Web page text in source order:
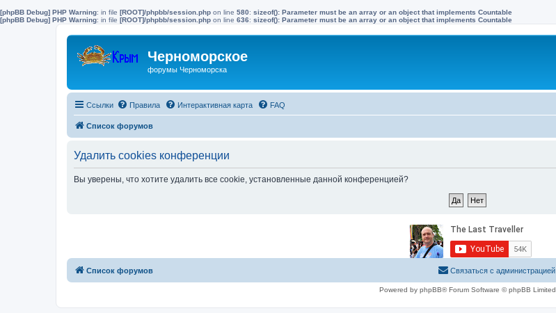
[phpBB Debug] PHP Warning: in file [ROOT]/phpbb/session.php on line 580: sizeof(): Parameter must be an array or an object that implements Countable
[phpBB Debug] PHP Warning: in file [ROOT]/phpbb/session.php on line 636: sizeof(): Parameter must be an array or an object that implements Countable
Черноморское
форумы Черноморска
Ссылки Правила Интерактивная карта FAQ
Список форумов
Удалить cookies конференции
Вы уверены, что хотите удалить все cookie, установленные данной конференцией?
Список форумов Связаться с администрацией
Powered by phpBB® Forum Software © phpBB Limited